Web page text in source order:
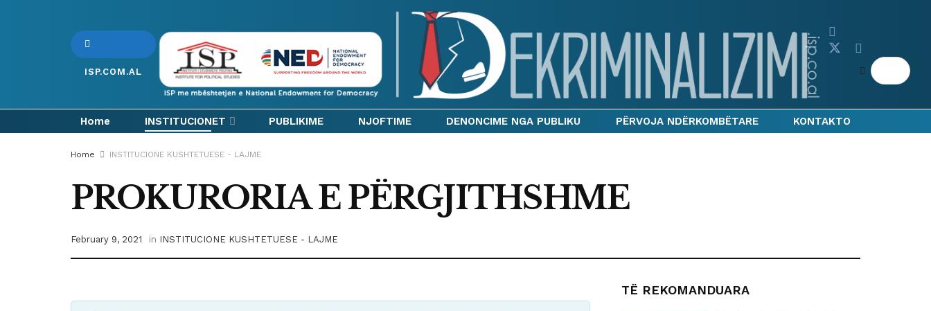
ISP.COM.AL
Home INSTITUCIONET PUBLIKIME NJOFTIME DENONCIME NGA PUBLIKU PËRVOJA NDËRKOMBËTARE KONTAKTO
Home INSTITUCIONE KUSHTETUESE - LAJME
PROKURORIA E PËRGJITHSHME
February 9, 2021 in INSTITUCIONE KUSHTETUESE - LAJME
TË REKOMANDUARA